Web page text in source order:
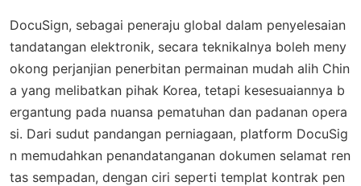
DocuSign, sebagai peneraju global dalam penyelesaian
tandatangan elektronik, secara teknikalnya boleh meny
okong perjanjian penerbitan permainan mudah alih Chin
a yang melibatkan pihak Korea, tetapi kesesuaiannya b
ergantung pada nuansa pematuhan dan padanan opera
si. Dari sudut pandangan perniagaan, platform DocuSig
n memudahkan penandatanganan dokumen selamat ren
tas sempadan, dengan ciri seperti templat kontrak pen